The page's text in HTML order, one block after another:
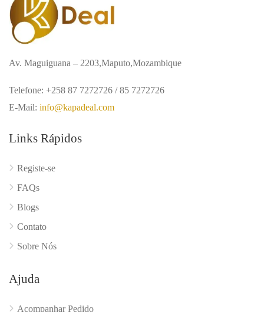
Av. Maguiguana – 2203,Maputo,Mozambique
Telefone: +258 87 7272726 / 85 7272726
E-Mail: info@kapadeal.com
Links Rápidos
Registe-se
FAQs
Blogs
Contato
Sobre Nós
Ajuda
Acompanhar Pedido